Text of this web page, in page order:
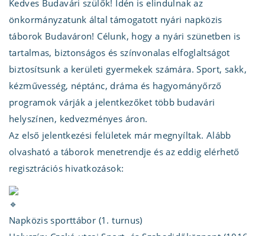
Kedves Budavári szülők! Idén is elindulnak az
önkormányzatunk által támogatott nyári napközis
táborok Budaváron! Célunk, hogy a nyári szünetben is
tartalmas, biztonságos és színvonalas elfoglaltságot
biztosítsunk a kerületi gyermekek számára. Sport, sakk,
kézművesség, néptánc, dráma és hagyományőrző
programok várják a jelentkezőket több budavári
helyszínen, kedvezményes áron.
Az első jelentkezési felületek már megnyíltak. Alább
olvasható a táborok menetrendje és az eddig elérhető
regisztrációs hivatkozások:
Napközis sporttábor (1. turnus)